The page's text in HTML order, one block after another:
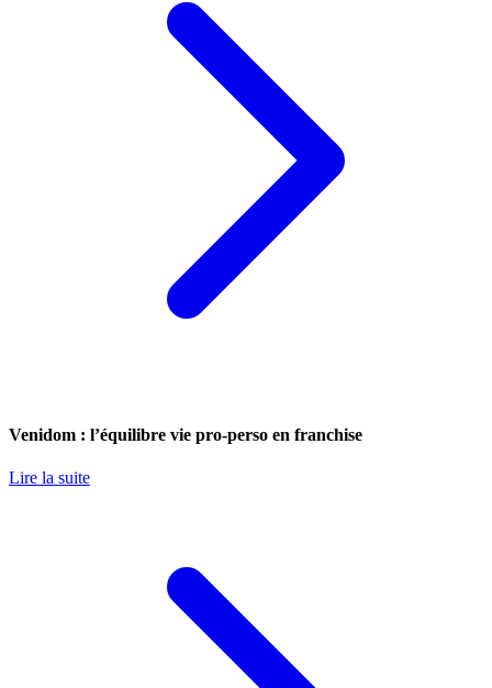
Venidom : l’équilibre vie pro-perso en franchise
Lire la suite